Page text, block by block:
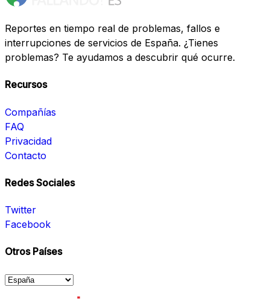
Reportes en tiempo real de problemas, fallos e
interrupciones de servicios de España. ¿Tienes
problemas? Te ayudamos a descubrir qué ocurre.
Recursos
Compañías
FAQ
Privacidad
Contacto
Redes Sociales
Twitter
Facebook
Otros Países